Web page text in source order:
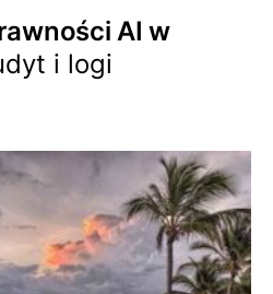
AI w
i logi